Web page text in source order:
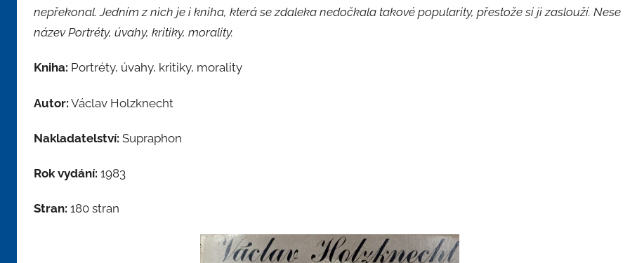
nepřekonal. Jedním z nich je i kniha, která se zdaleka nedočkala takové popularity, přestože si ji zaslouží. Nese
název Portréty, úvahy, kritiky, morality.
Kniha: Portréty, úvahy, kritiky, morality
Autor: Václav Holzknecht
Nakladatelství: Supraphon
Rok vydání: 1983
Stran: 180 stran